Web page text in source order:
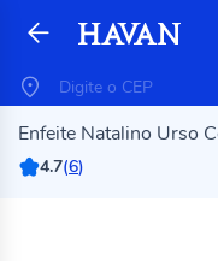
Enfeite Natalino Urso
4.7(6)